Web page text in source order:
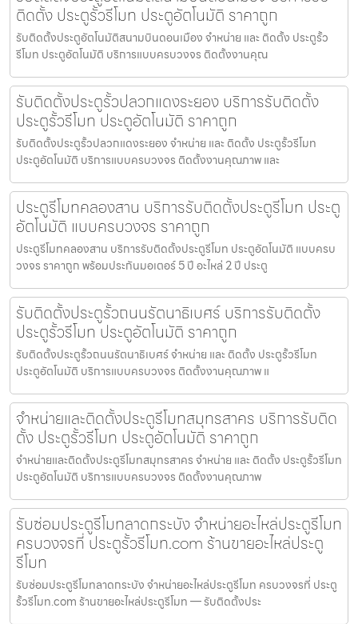
ติดตั้ง ประตูรั้วรีโมท ประตูอัตโนมัติ ราคาถูก
รับติดตั้งประตูอัตโนมัติสนามบินดอนเมือง จำหน่าย และ ติดตั้ง ประตูรั้ว
รีโมท ประตูอัตโนมัติ บริการแบบครบวงจร ติดตั้งงานคุณ
รับติดตั้งประตูรั้วปลวกแดงระยอง บริการรับติดตั้ง
ประตูรั้วรีโมท ประตูอัตโนมัติ ราคาถูก
รับติดตั้งประตูรั้วปลวกแดงระยอง จำหน่าย และ ติดตั้ง ประตูรั้วรีโมท
ประตูอัตโนมัติ บริการแบบครบวงจร ติดตั้งงานคุณภาพ และ
ประตูรีโมทคลองสาน บริการรับติดตั้งประตูรีโมท ประตู
อัตโนมัติ แบบครบวงจร ราคาถูก
ประตูรีโมทคลองสาน บริการรับติดตั้งประตูรีโมท ประตูอัตโนมัติ แบบครบ
วงจร ราคาถูก พร้อมประกันมอเตอร์ 5 ปี อะไหล่ 2 ปี ประตู
รับติดตั้งประตูรั้วถนนรัตนาธิเบศร์ บริการรับติดตั้ง
ประตูรั้วรีโมท ประตูอัตโนมัติ ราคาถูก
รับติดตั้งประตูรั้วถนนรัตนาธิเบศร์ จำหน่าย และ ติดตั้ง ประตูรั้วรีโมท
ประตูอัตโนมัติ บริการแบบครบวงจร ติดตั้งงานคุณภาพ แ
จำหน่ายและติดตั้งประตูรีโมทสมุทรสาคร บริการรับติด
ตั้ง ประตูรั้วรีโมท ประตูอัตโนมัติ ราคาถูก
จำหน่ายและติดตั้งประตูรีโมทสมุทรสาคร จำหน่าย และ ติดตั้ง ประตูรั้วรีโมท
ประตูอัตโนมัติ บริการแบบครบวงจร ติดตั้งงานคุณภาพ
รับซ่อมประตูรีโมทลาดกระบัง จำหน่ายอะไหล่ประตูรีโมท
ครบวงจรที่ ประตูรั้วรีโมท.com ร้านขายอะไหล่ประตู
รีโมท
รับซ่อมประตูรีโมทลาดกระบัง จำหน่ายอะไหล่ประตูรีโมท ครบวงจรที่ ประตู
รั้วรีโมท.com ร้านขายอะไหล่ประตูรีโมท — รับติดตั้งประ